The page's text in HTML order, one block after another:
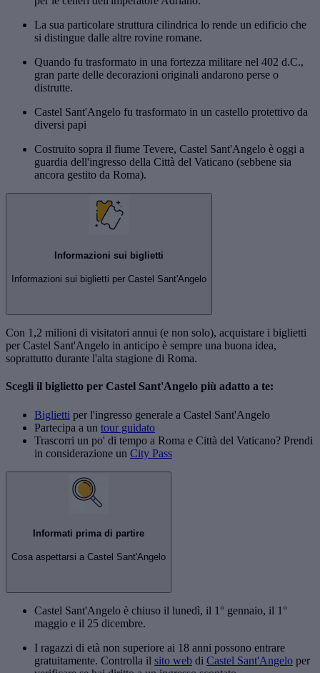
La sua particolare struttura cilindrica lo rende un edificio che
si distingue dalle altre rovine romane.
Quando fu trasformato in una fortezza militare nel 402 d.C.,
gran parte delle decorazioni originali andarono perse o
distrutte.
Castel Sant'Angelo fu trasformato in un castello protettivo da
diversi papi
Costruito sopra il fiume Tevere, Castel Sant'Angelo è oggi a
guardia dell'ingresso della Città del Vaticano (sebbene sia
ancora gestito da Roma).
Informazioni sui biglietti
Informazioni sui biglietti per Castel Sant'Angelo
Con 1,2 milioni di visitatori annui (e non solo), acquistare i biglietti
per Castel Sant'Angelo in anticipo è sempre una buona idea,
soprattutto durante l'alta stagione di Roma.
Scegli il biglietto per Castel Sant'Angelo più adatto a te:
Biglietti per l'ingresso generale a Castel Sant'Angelo
Partecipa a un tour guidato
Trascorri un po' di tempo a Roma e Città del Vaticano? Prendi
in considerazione un City Pass
Informati prima di partire
Cosa aspettarsi a Castel Sant'Angelo
Castel Sant'Angelo è chiuso il lunedì, il 1° gennaio, il 1°
maggio e il 25 dicembre.
I ragazzi di età non superiore ai 18 anni possono entrare
gratuitamente. Controlla il sito web di Castel Sant'Angelo per